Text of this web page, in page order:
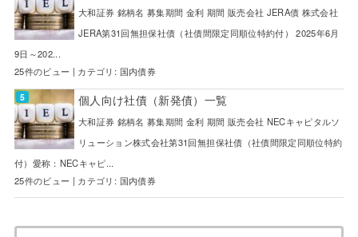
大和証券 銘柄名 募集期間 金利 期間 販売会社 JERA債 株式会社
JERA第31回無担保社債（社債間限定同順位特約付） 2025年6月
9日～202...
25件のビュー | カテゴリ: 国内債券
個人向け社債（新発債）一覧
大和証券 銘柄名 募集期間 金利 期間 販売会社 NECキャピタルソ
リューション株式会社第31回無担保社債（社債間限定同順位特約
付）愛称：NECキャピ...
25件のビュー | カテゴリ: 国内債券